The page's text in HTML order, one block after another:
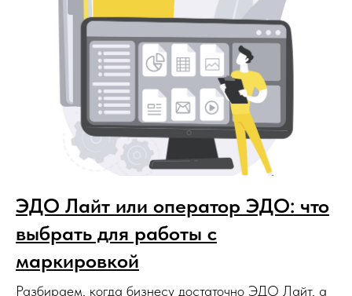
ЭДО Лайт или оператор ЭДО: что
выбрать для работы с
маркировкой
Разбираем, когда бизнесу достаточно ЭДО Лайт, а